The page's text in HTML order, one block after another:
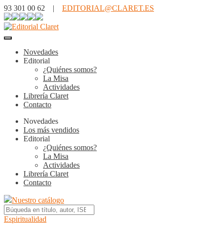
93 301 00 62 | EDITORIAL@CLARET.ES
Novedades
Editorial
¿Quiénes somos?
La Misa
Actividades
Librería Claret
Contacto
Novedades
Los más vendidos
Editorial
¿Quiénes somos?
La Misa
Actividades
Librería Claret
Contacto
Nuestro catálogo
Espiritualidad